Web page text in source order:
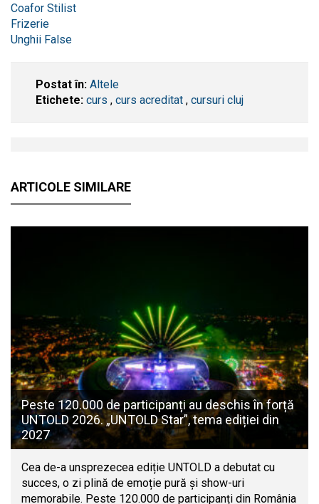
Coafor Stilist
Frizerie
Unghii False
Postat în: Altele
Etichete: curs , curs acreditat , cursuri cluj
ARTICOLE SIMILARE
Peste 120.000 de participanți au deschis în forță
UNTOLD 2026. „UNTOLD Star”, tema ediției din
2027
Cea de-a unsprezecea ediție UNTOLD a debutat cu
succes, o zi plină de emoție pură și show-uri
memorabile. Peste 120.000 de participanți din România